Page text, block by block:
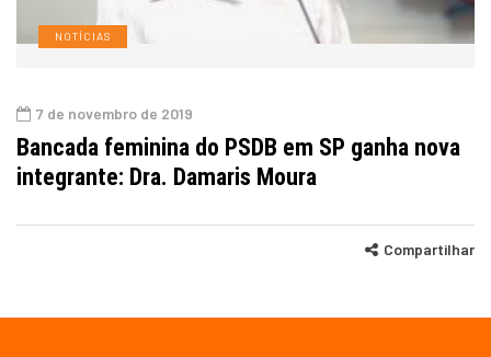
NOTÍCIAS
7 de novembro de 2019
Bancada feminina do PSDB em SP ganha nova
integrante: Dra. Damaris Moura
Compartilhar